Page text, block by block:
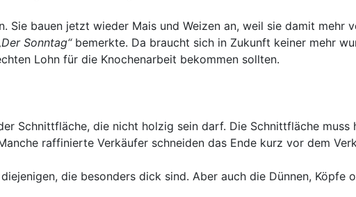
Sie bauen jetzt wieder Mais und Weizen an, weil sie damit mehr
Sonntag“bemerkte. Da braucht sich in Zukunft keiner mehr
Lohn für die Knochenarbeit bekommen sollten.
Schnittfläche, die nicht holzig sein darf. Die Schnittfläche
raffinierte Verkäufer schneiden das Ende kurz vor dem
die besonders dick sind. Aber auch die Dünnen, Köpfe